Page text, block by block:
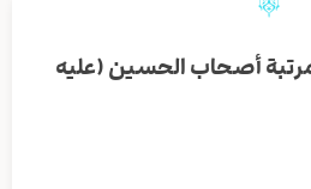
أصحاب الحسين (عليه